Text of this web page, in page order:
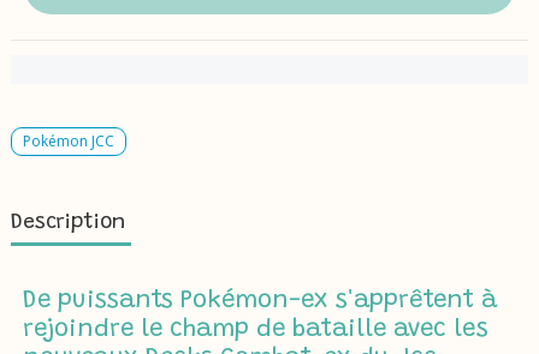
Pokémon JCC
Description
De puissants Pokémon-ex s'apprêtent à
rejoindre le champ de bataille avec les